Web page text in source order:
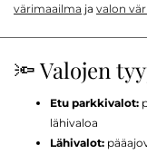
värimaailma ja valon
🔦 Valojen
Etu parkkivalot:
lähivaloa
Lähivalot: